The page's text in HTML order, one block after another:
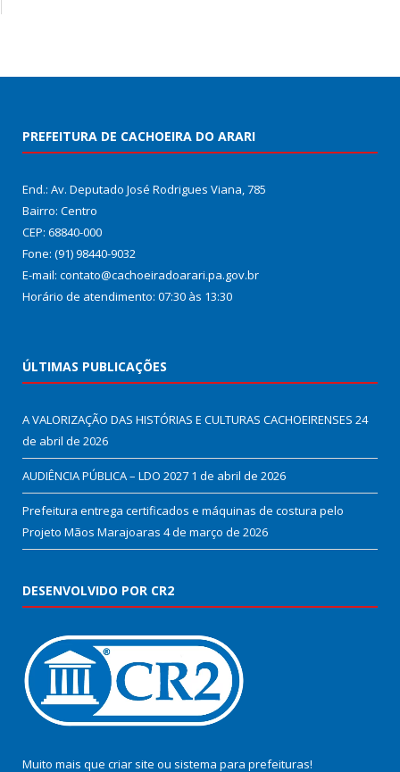
PREFEITURA DE CACHOEIRA DO ARARI
End.: Av. Deputado José Rodrigues Viana, 785
Bairro: Centro
CEP: 68840-000
Fone: (91) 98440-9032
E-mail: contato@cachoeiradoarari.pa.gov.br
Horário de atendimento: 07:30 às 13:30
ÚLTIMAS PUBLICAÇÕES
A VALORIZAÇÃO DAS HISTÓRIAS E CULTURAS CACHOEIRENSES 24
de abril de 2026
AUDIÊNCIA PÚBLICA – LDO 2027 1 de abril de 2026
Prefeitura entrega certificados e máquinas de costura pelo
Projeto Mãos Marajoaras 4 de março de 2026
DESENVOLVIDO POR CR2
Muito mais que criar site ou sistema para prefeituras!